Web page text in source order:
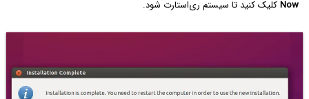
Nowکلیک کنید تا سیستم ری‌استارت شود.